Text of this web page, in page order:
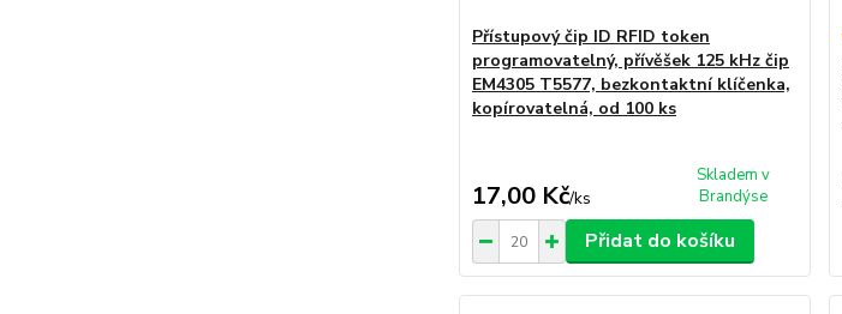
Přístupový čip ID RFID token
programovatelný, přívěšek 125 kHz čip
EM4305 T5577, bezkontaktní klíčenka,
kopírovatelná, od 100 ks
17,00 Kč/ks
Skladem v
Brandýse
Přidat do košíku